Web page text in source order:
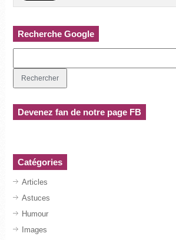
Recherche Google
Devenez fan de notre page FB
Catégories
Articles
Astuces
Humour
Images